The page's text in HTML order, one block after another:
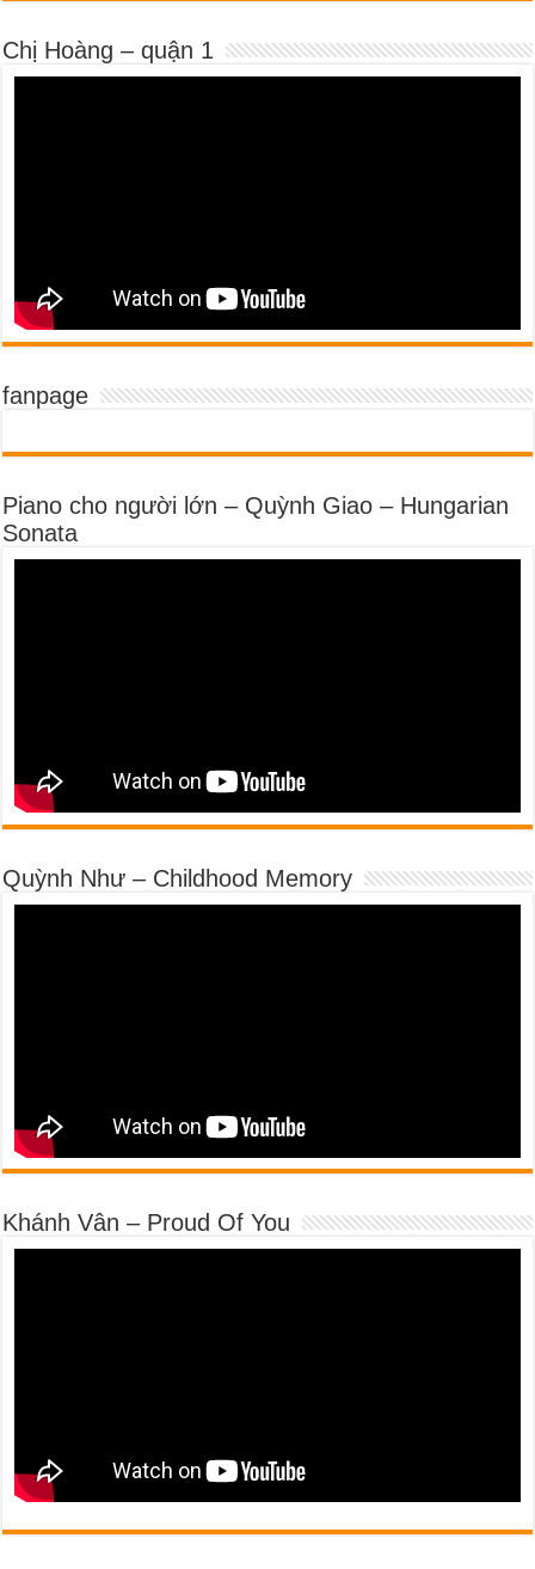
Chị Hoàng – quận 1
fanpage
Piano cho người lớn – Quỳnh Giao – Hungarian
Sonata
Quỳnh Như – Childhood Memory
Khánh Vân – Proud Of You